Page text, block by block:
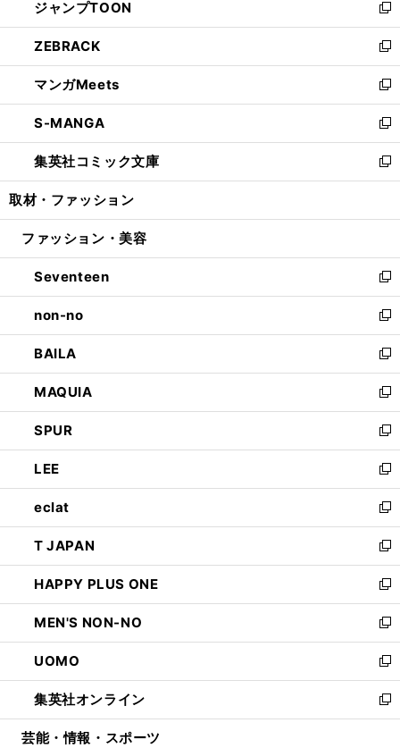
く
で
開
く
ド
ウ
で
開
く
ィ
ン
ド
ウ
で
開
く
い
ウ
ィ
ン
ド
ウ
で
開
く
ジャンプTOON
新
し
い
ウ
ィ
ン
ド
ウ
で
開
ZEBRACK
新
し
い
ウ
ィ
ン
ド
ウ
開
マンガMeets
新
し
い
ウ
ィ
ン
ウ
開
く
S-MANGA
新
し
い
ウ
ン
ウ
で
開
く
集英社コミック文庫
新
し
ウ
ン
ド
ウ
で
開
く
取材・ファッション
ファッション・美容
Seventeen
新
し
い
ウ
ィ
ン
ド
ウ
で
開
く
non-no
新
し
い
ウ
ィ
ン
ド
ウ
で
開
く
BAILA
新
し
い
ウ
ィ
ン
ド
ウ
で
開
く
MAQUIA
新
し
い
ウ
ィ
ン
ド
ウ
で
開
く
SPUR
新
し
い
ウ
ィ
ン
ド
ウ
で
開
く
LEE
新
し
い
ウ
ィ
ン
ド
ウ
で
開
く
eclat
新
し
い
ウ
ィ
ン
ド
ウ
で
開
く
T JAPAN
新
し
い
ウ
ィ
ン
ド
ウ
で
開
HAPPY PLUS ONE
新
し
い
ウ
ィ
ン
ド
ウ
MEN'S NON-NO
新
し
い
ウ
ィ
ン
UOMO
新
し
い
ウ
集英社オンライン
新
し
芸能・情報・スポーツ